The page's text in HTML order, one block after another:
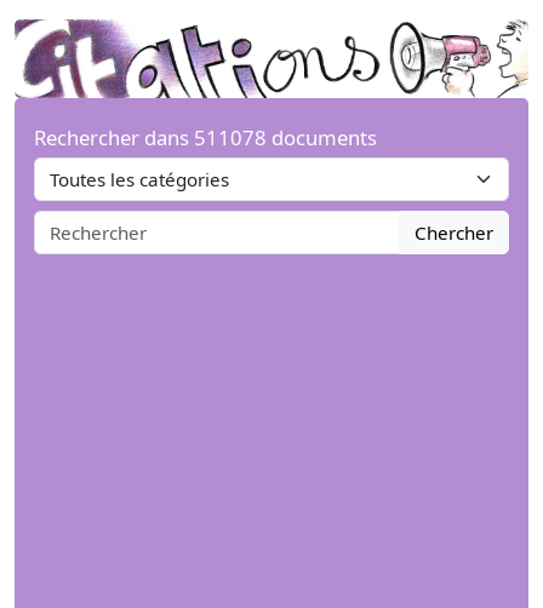
Rechercher dans 511078 documents
Chercher